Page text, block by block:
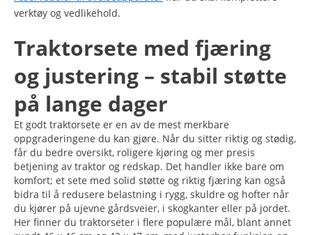
verktøy og vedlikehold.
Traktorsete med fjæring
og justering – stabil støtte
på lange dager
Et godt traktorsete er en av de mest merkbare
oppgraderingene du kan gjøre. Når du sitter riktig og stødig,
får du bedre oversikt, roligere kjøring og mer presis
betjening av traktor og redskap. Det handler ikke bare om
komfort; et sete med solid støtte og riktig fjæring kan også
bidra til å redusere belastning i rygg, skuldre og hofter når
du kjører på ujevne gårdsveier, i skogkanter eller på jordet.
Her finner du traktorseter i flere populære mål, blant annet